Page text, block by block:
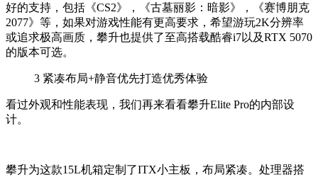
好的支持，包括《CS2》，《古墓丽影：暗影》，《赛博朋克
2077》等，如果对游戏性能有更高要求，希望游玩2K分辨率
或追求极高画质，攀升也提供了至高搭载酷睿i7以及RTX 5070
的版本可选。
3 紧凑布局+静音优先打造优秀体验
看过外观和性能表现，我们再来看看攀升Elite Pro的内部设
计。
攀升为这款15L机箱定制了ITX小主板，布局紧凑。处理器搭